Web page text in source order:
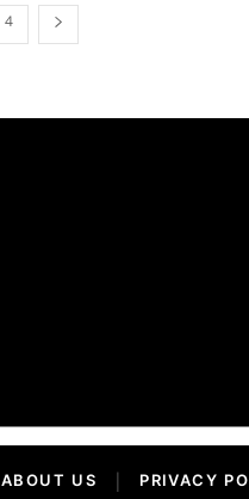
4
ABOUT US PRIVACY